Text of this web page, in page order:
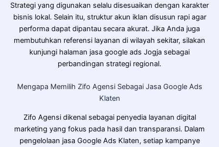
Strategi yang digunakan selalu disesuaikan dengan karakter
bisnis lokal. Selain itu, struktur akun iklan disusun rapi agar
performa dapat dipantau secara akurat. Jika Anda juga
membutuhkan referensi layanan di wilayah sekitar, silakan
kunjungi halaman jasa google ads Jogja sebagai
perbandingan strategi regional.
Mengapa Memilih Zifo Agensi Sebagai Jasa Google Ads
Klaten
Zifo Agensi dikenal sebagai penyedia layanan digital
marketing yang fokus pada hasil dan transparansi. Dalam
pengelolaan jasa Google Ads Klaten, setiap kampanye